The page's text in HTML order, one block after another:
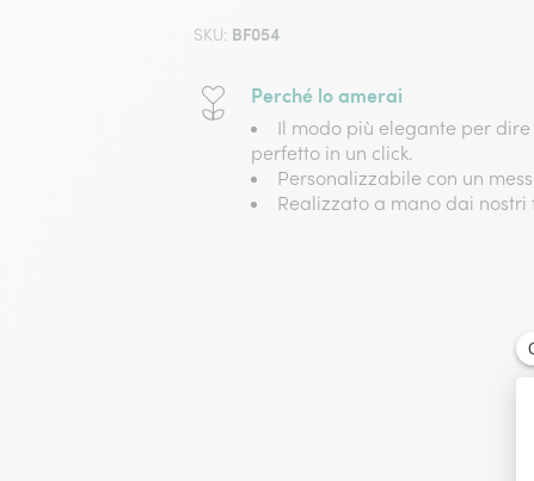
SKU: BF054
Perché lo amerai​
Il modo più elegante per dire
perfetto in un click​.
Personalizzabile con un
Realizzato a mano dai nostri